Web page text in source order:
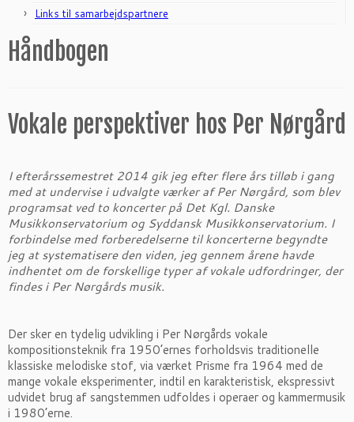
Links til samarbejdspartnere
Håndbogen
Vokale perspektiver hos Per Nørgård
I efterårssemestret 2014 gik jeg efter flere års tilløb i gang
med at undervise i udvalgte værker af Per Nørgård, som blev
programsat ved to koncerter på Det Kgl. Danske
Musikkonservatorium og Syddansk Musikkonservatorium. I
forbindelse med forberedelserne til koncerterne begyndte
jeg at systematisere den viden, jeg gennem årene havde
indhentet om de forskellige typer af vokale udfordringer, der
findes i Per Nørgårds musik.
Der sker en tydelig udvikling i Per Nørgårds vokale
kompositionsteknik fra 1950’ernes forholdsvis traditionelle
klassiske melodiske stof, via værket Prisme fra 1964 med de
mange vokale eksperimenter, indtil en karakteristisk, ekspressivt
udvidet brug af sangstemmen udfoldes i operaer og kammermusik
i 1980’erne.